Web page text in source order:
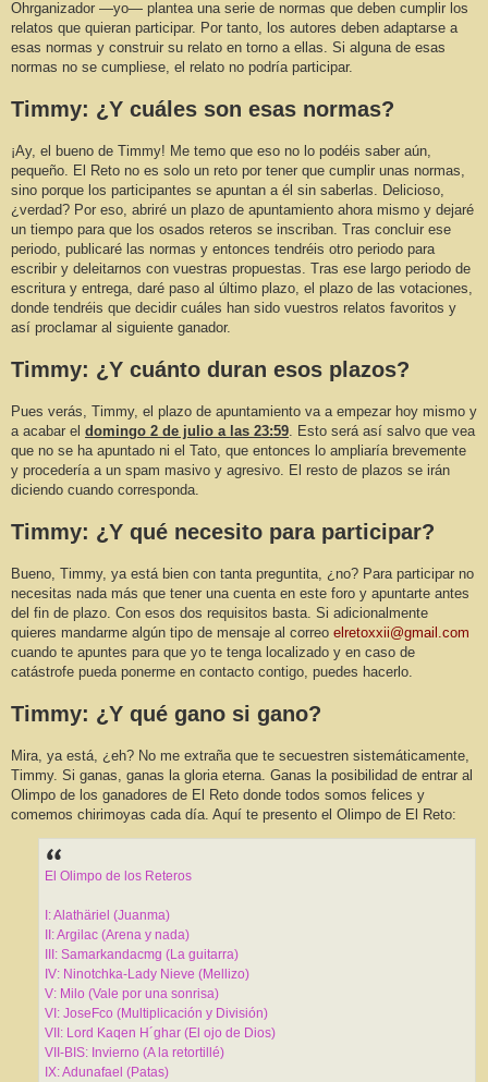
Ohrganizador —yo— plantea una serie de normas que deben cumplir los
relatos que quieran participar. Por tanto, los autores deben adaptarse a
esas normas y construir su relato en torno a ellas. Si alguna de esas
normas no se cumpliese, el relato no podría participar.
Timmy: ¿Y cuáles son esas normas?
¡Ay, el bueno de Timmy! Me temo que eso no lo podéis saber aún,
pequeño. El Reto no es solo un reto por tener que cumplir unas normas,
sino porque los participantes se apuntan a él sin saberlas. Delicioso,
¿verdad? Por eso, abriré un plazo de apuntamiento ahora mismo y dejaré
un tiempo para que los osados reteros se inscriban. Tras concluir ese
periodo, publicaré las normas y entonces tendréis otro periodo para
escribir y deleitarnos con vuestras propuestas. Tras ese largo periodo de
escritura y entrega, daré paso al último plazo, el plazo de las votaciones,
donde tendréis que decidir cuáles han sido vuestros relatos favoritos y
así proclamar al siguiente ganador.
Timmy: ¿Y cuánto duran esos plazos?
Pues verás, Timmy, el plazo de apuntamiento va a empezar hoy mismo y
a acabar el domingo 2 de julio a las 23:59 . Esto será así salvo que vea
que no se ha apuntado ni el Tato, que entonces lo ampliaría brevemente
y procedería a un spam masivo y agresivo. El resto de plazos se irán
diciendo cuando corresponda.
Timmy: ¿Y qué necesito para participar?
Bueno, Timmy, ya está bien con tanta preguntita, ¿no? Para participar no
necesitas nada más que tener una cuenta en este foro y apuntarte antes
del fin de plazo. Con esos dos requisitos basta. Si adicionalmente
quieres mandarme algún tipo de mensaje al correo elretoxxii@gmail.com
cuando te apuntes para que yo te tenga localizado y en caso de
catástrofe pueda ponerme en contacto contigo, puedes hacerlo.
Timmy: ¿Y qué gano si gano?
Mira, ya está, ¿eh? No me extraña que te secuestren sistemáticamente,
Timmy. Si ganas, ganas la gloria eterna. Ganas la posibilidad de entrar al
Olimpo de los ganadores de El Reto donde todos somos felices y
comemos chirimoyas cada día. Aquí te presento el Olimpo de El Reto:
El Olimpo de los Reteros
I: Alathäriel (Juanma)
II: Argilac (Arena y nada)
III: Samarkandacmg (La guitarra)
IV: Ninotchka-Lady Nieve (Mellizo)
V: Milo (Vale por una sonrisa)
VI: JoseFco (Multiplicación y División)
VII: Lord Kaqen H´ghar (El ojo de Dios)
VII-BIS: Invierno (A la retortillé)
IX: Adunafael (Patas)